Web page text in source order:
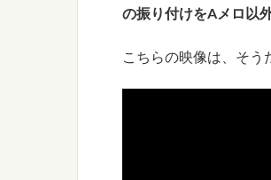
の振り付けをAメロ以
こちらの映像は、そう